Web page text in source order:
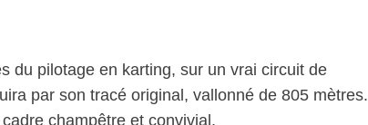
du pilotage en karting, sur un vrai circuit de
par son tracé original, vallonné de 805 mètres.
champêtre et convivial.